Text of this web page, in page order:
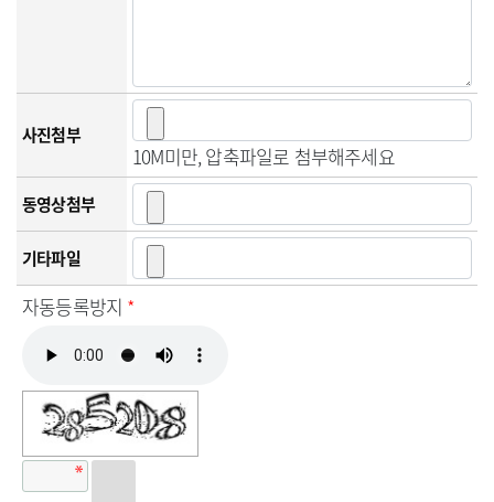
사진첨부
10M미만, 압축파일로 첨부해주세요
동영상첨부
기타파일
자동등록방지 *